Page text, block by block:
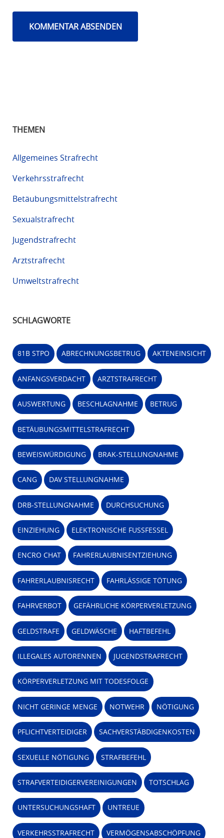
THEMEN
Allgemeines Strafrecht
Verkehrsstrafrecht
Betäubungsmittelstrafrecht
Sexualstrafrecht
Jugendstrafrecht
Arztstrafrecht
Umweltstrafrecht
SCHLAGWORTE
81B STPO ABRECHNUNGSBETRUG AKTENEINSICHT
ANFANGSVERDACHT ARZTSTRAFRECHT
AUSWERTUNG BESCHLAGNAHME BETRUG
BETÄUBUNGSMITTELSTRAFRECHT
BEWEISWÜRDIGUNG BRAK-STELLUNGNAHME
CANG DAV STELLUNGNAHME
DRB-STELLUNGNAHME DURCHSUCHUNG
EINZIEHUNG ELEKTRONISCHE FUSSFESSEL
ENCRO CHAT FAHRERLAUBNISENTZIEHUNG
FAHRERLAUBNISRECHT FAHRLÄSSIGE TÖTUNG
FAHRVERBOT GEFÄHRLICHE KÖRPERVERLETZUNG
GELDSTRAFE GELDWÄSCHE HAFTBEFEHL
ILLEGALES AUTORENNEN JUGENDSTRAFRECHT
KÖRPERVERLETZUNG MIT TODESFOLGE
NICHT GERINGE MENGE NOTWEHR NÖTIGUNG
PFLICHTVERTEIDIGER SACHVERSTÄBDIGENKOSTEN
SEXUELLE NÖTIGUNG STRAFBEFEHL
STRAFVERTEIDIGERVEREINIGUNGEN TOTSCHLAG
UNTERSUCHUNGSHAFT UNTREUE
VERKEHRSSTRAFRECHT VERMÖGENSABSCHÖPFUNG